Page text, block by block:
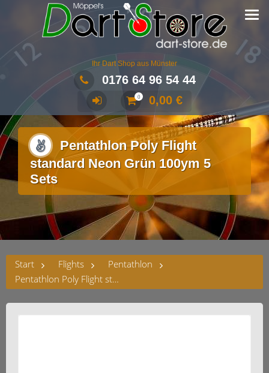
Ihr Dart Shop aus Münster
0176 64 96 54 44
0 0,00 €
Pentathlon Poly Flight
standard Neon Grün 100ym 5
Sets
Start Flights
Pentathlon
Pentathlon Poly Flight standard Neon Grün 100ym 5 Sets